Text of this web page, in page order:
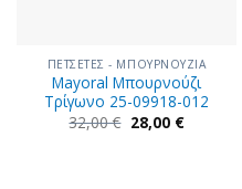
ΠΕΤΣΕΤΕΣ - ΜΠΟΥΡΝΟΥΖΙΑ
Mayoral Μπουρνούζι
Τρίγωνο 25-09918-012
32,00€ Original
price
28,00 €Η
τρέχουσα